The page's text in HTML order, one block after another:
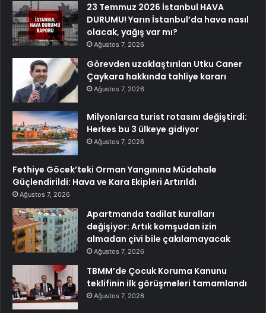
23 Temmuz 2026 İstanbul HAVA
DURUMU! Yarın İstanbul’da hava nasıl
olacak, yağış var mı?
Ağustos 7, 2026
Görevden uzaklaştırılan Utku Caner
Çaykara hakkında tahliye kararı
Ağustos 7, 2026
Milyonlarca turist rotasını değiştirdi:
Herkes bu 3 ülkeye gidiyor
Ağustos 7, 2026
Fethiye Göcek’teki Orman Yangınına Müdahale
Güçlendirildi: Hava ve Kara Ekipleri Artırıldı
Ağustos 7, 2026
Apartmanda tadilat kuralları
değişiyor: Artık komşudan izin
almadan çivi bile çakılamayacak
Ağustos 7, 2026
TBMM’de Çocuk Koruma Kanunu
teklifinin ilk görüşmeleri tamamlandı
Ağustos 7, 2026